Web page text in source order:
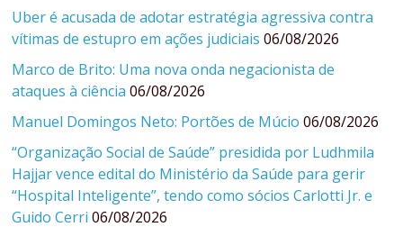
Uber é acusada de adotar estratégia agressiva contra
vítimas de estupro em ações judiciais 06/08/2026
Marco de Brito: Uma nova onda negacionista de
ataques à ciência 06/08/2026
Manuel Domingos Neto: Portões de Múcio 06/08/2026
“Organização Social de Saúde” presidida por Ludhmila
Hajjar vence edital do Ministério da Saúde para gerir
“Hospital Inteligente”, tendo como sócios Carlotti Jr. e
Guido Cerri 06/08/2026